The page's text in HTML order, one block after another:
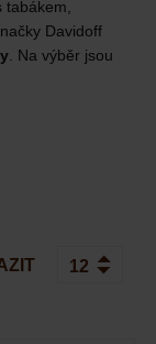
Davidoff
. Na výběr jsou